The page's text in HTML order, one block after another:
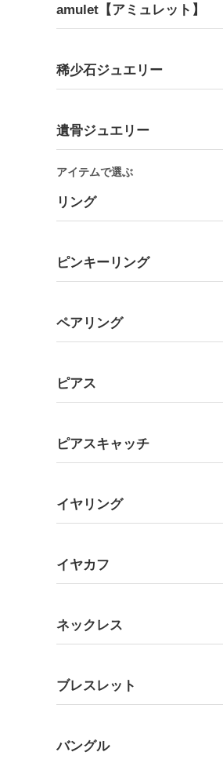
amulet【アミュレット】
稀少石ジュエリー
遺骨ジュエリー
アイテムで選ぶ
リング
ピンキーリング
ペアリング
ピアス
ピアスキャッチ
イヤリング
イヤカフ
ネックレス
ブレスレット
バングル